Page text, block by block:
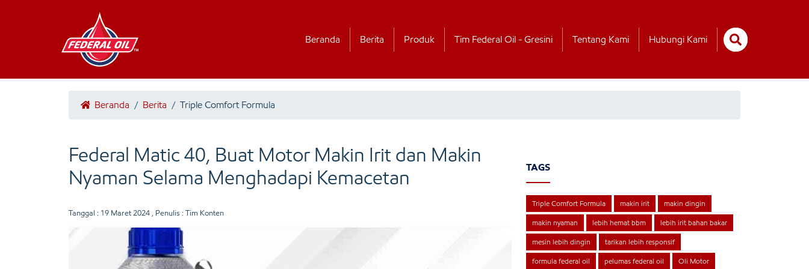
Beranda Berita Produk Tim Federal Oil - Gresini Tentang Kami Hubungi Kami
Beranda / Berita / Triple Comfort Formula
Federal Matic 40, Buat Motor Makin Irit dan Makin
Nyaman Selama Menghadapi Kemacetan
Tanggal : 19 Maret 2024 , Penulis : Tim Konten
TAGS
Triple Comfort Formula makin irit makin dingin
makin nyaman lebih hemat bbm lebih irit bahan bakar
mesin lebih dingin tarikan lebih responsif
formula federal oil pelumas federal oil Oli Motor